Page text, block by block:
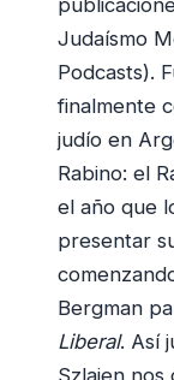
Judaísmo
Podcasts).
finalmente
judío en
Rabino: el
el año que
presentar
Bergman
Liberal. Así
Szlajen nos